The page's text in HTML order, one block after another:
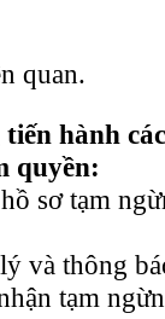
quan.
hành
quyền:
sơ tạm
thông
tạm